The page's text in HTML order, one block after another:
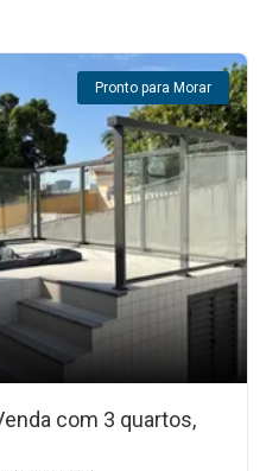
Pronto para Morar
com 3 quartos,